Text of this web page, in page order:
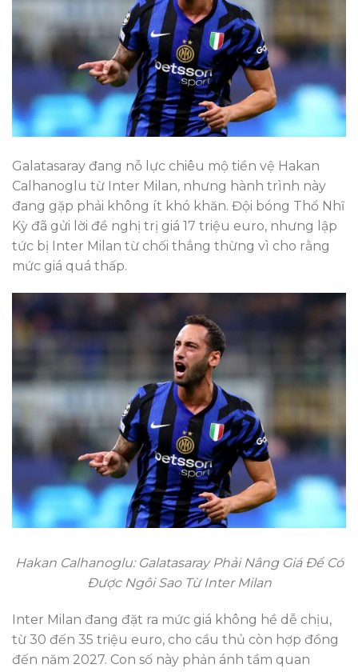
Galatasaray đang nỗ lực chiêu mộ tiền vệ Hakan
Calhanoglu từ Inter Milan, nhưng hành trình này
đang gặp phải không ít khó khăn. Đội bóng Thổ Nhĩ
Kỳ đã gửi lời đề nghị trị giá 17 triệu euro, nhưng lập
tức bị Inter Milan từ chối thẳng thừng vì cho rằng
mức giá quá thấp.
Hakan Calhanoglu: Galatasaray Phải Nâng Giá Để Có
Được Ngôi Sao Từ Inter Milan
Inter Milan đang đặt ra mức giá không hề dễ chịu,
từ 30 đến 35 triệu euro, cho cầu thủ còn hợp đồng
đến năm 2027. Con số này phản ánh tầm quan